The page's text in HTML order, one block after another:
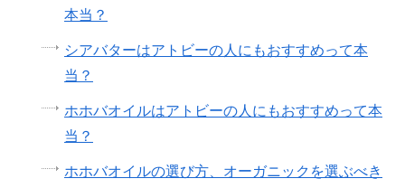
本当？
シアバターはアトビーの人にもおすすめって本
当？
ホホバオイルはアトビーの人にもおすすめって本
当？
ホホバオイルの選び方、オーガニックを選ぶべき